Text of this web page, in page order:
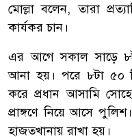
মোল্লা বলেন, তারা
কার্যকর চান।
এর আগে সকাল সাড়ে
আনা হয়। পরে ৮টা ৫০
করে প্রধান আসামি
প্রাঙ্গণে নিয়ে আসে
হাজতখানায় রাখা হয়।